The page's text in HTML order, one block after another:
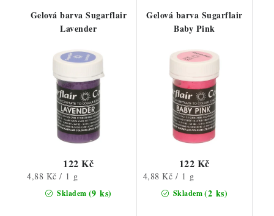
Gelová barva Sugarflair
Lavender
Skladem (9 ks)
122 Kč
Měrná
4,88 Kč / 1 g
Gelová barva Sugarflair
Baby Pink
Skladem(2 ks)
122 Kč
Měrná
4,88 Kč / 1 g